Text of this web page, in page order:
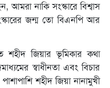
আমরা নাকি সংস্কারে বিশ্বাস
জন্ম তো বিএনপি আর
শহীদ জিয়ার ভূমিকার কথা
স্বাধীনতা এবং বিচার
শহীদ জিয়া নানামুখী